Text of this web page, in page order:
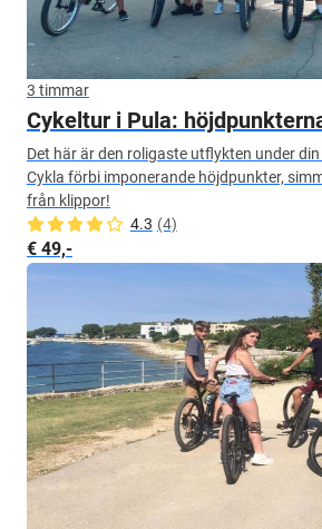
3 timmar
Cykeltur i Pula:
Det här är den roligaste utflykten under
Cykla förbi imponerande höjdpunkter,
från klippor!
4.3 (4)
€ 49,-